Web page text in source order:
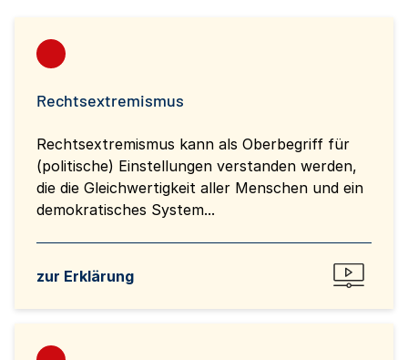
Rechtsextremismus
Rechtsextremismus kann als Oberbegriff für
(politische) Einstellungen verstanden werden,
die die Gleichwertigkeit aller Menschen und ein
demokratisches System...
zur Erklärung